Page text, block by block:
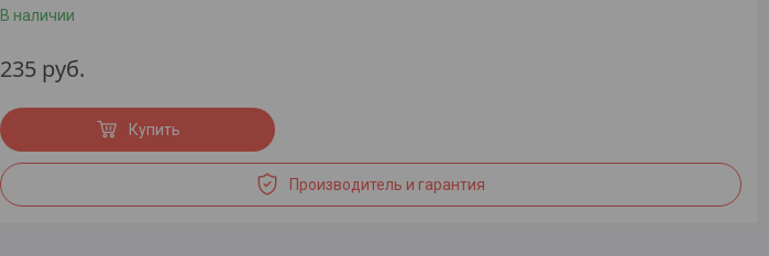
В наличии
235 руб.
Купить
Производитель и гарантия